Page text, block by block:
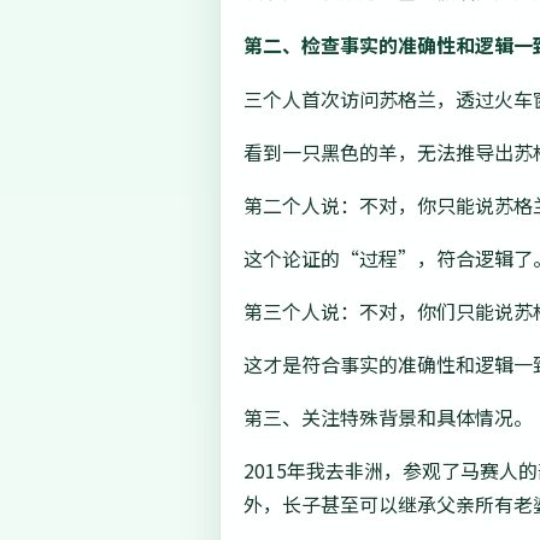
第二、检查事实的准确性和逻辑一
三个人首次访问苏格兰，透过火
看到一只黑色的羊，无法推导出
第二个人说：不对，你只能说苏
这个论证的“过程”，符合逻辑了
第三个人说：不对，你们只能说
这才是符合事实的准确性和逻辑
第三、关注特殊背景和具体情况。
2015年我去非洲，参观了马赛人
外，长子甚至可以继承父亲所有